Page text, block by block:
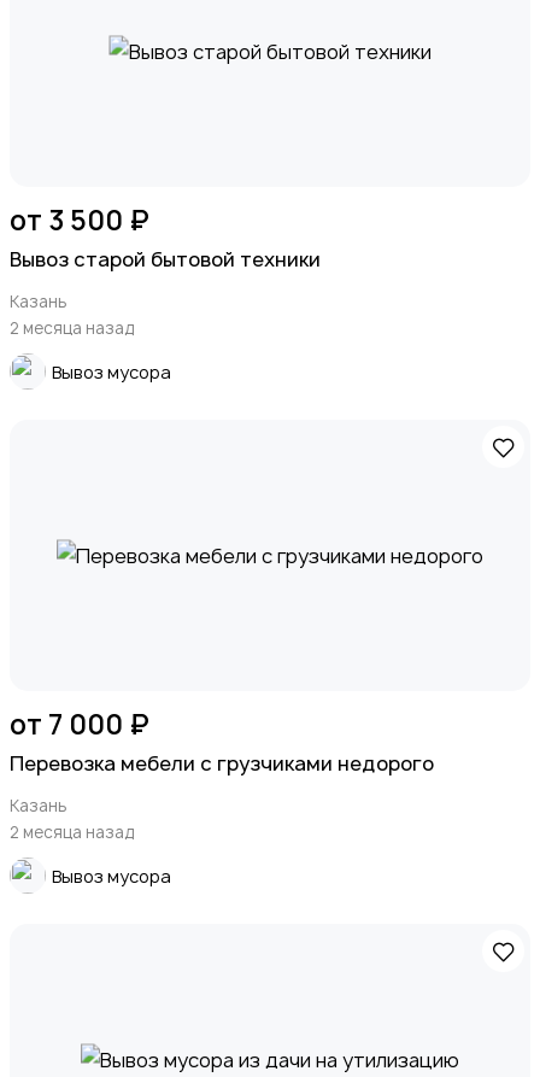
Уход за животными
от 3 500 ₽
Вывоз старой бытовой техники
Казань
2 месяца назад
Вывоз мусора
от 7 000 ₽
Перевозка мебели с грузчиками недорого
Казань
2 месяца назад
Вывоз мусора